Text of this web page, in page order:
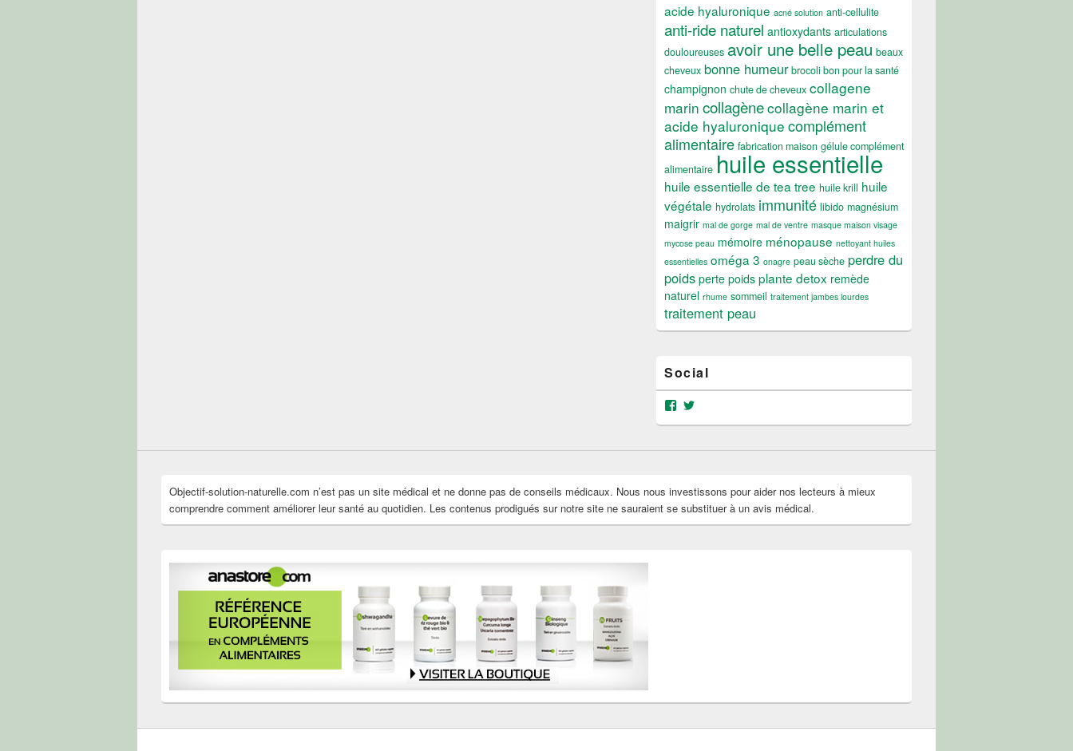
acide hyaluronique acné solution anti-cellulite
anti-ride naturel antioxydants articulations
douloureuses avoir une belle peau beaux
cheveux bonne humeur brocoli bon pour la santé
champignon chute de cheveux collagene
marin collagènecollagène marin et
acide hyaluronique complément
alimentaire fabrication maison gélule complément
alimentaire huile essentielle
huile essentielle de tea tree huile krill huile
végétale hydrolats immunité libido magnésium
maigrir mal de gorge mal de ventre masque maison visage
mycose peau mémoire ménopause nettoyant huiles
essentielles oméga 3 onagre peau sèche perdre du
poids perte poids plante detox remède
naturel rhume sommeil traitement jambes lourdes
traitement peau
Social
Voir
profil
Voir
profil
Objectif-solution-naturelle.com n’est pas un site médical et ne donne pas de conseils médicaux. Nous nous investissons pour aider nos lecteurs à mieux
comprendre comment améliorer leur santé au quotidien. Les contenus prodigués sur notre site ne sauraient se substituer à un avis médical.